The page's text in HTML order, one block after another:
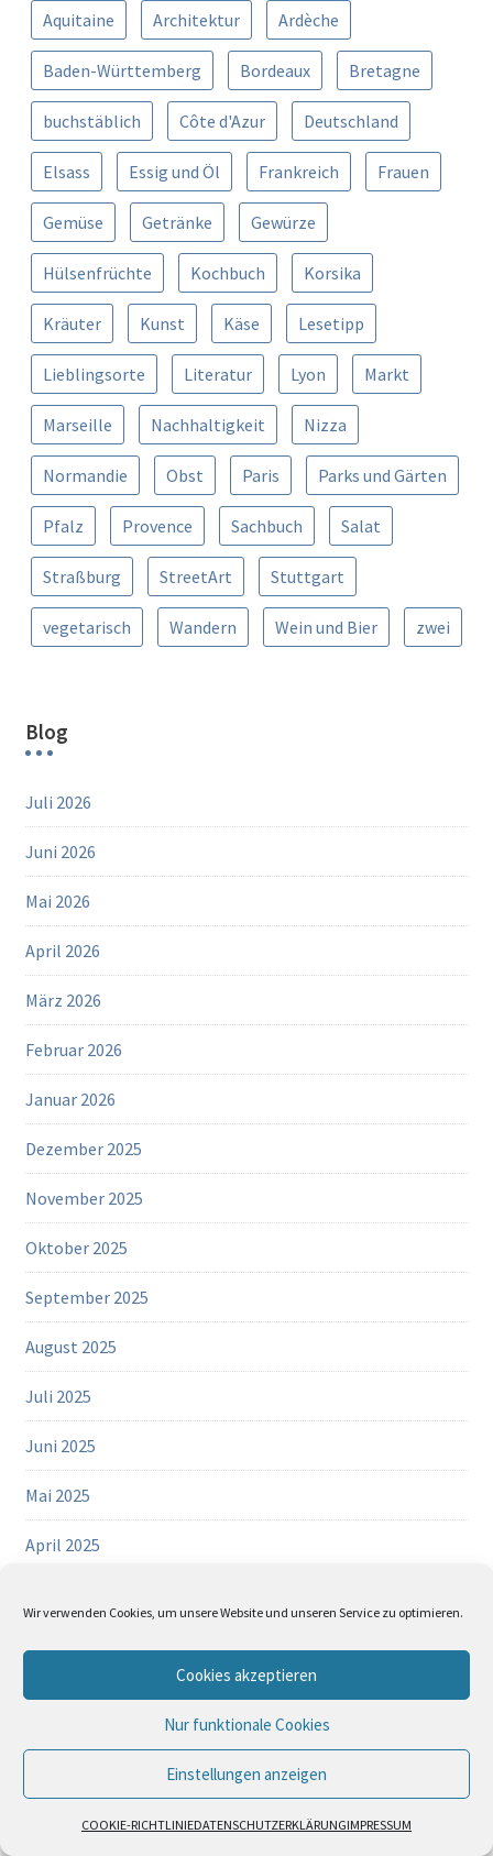
Wir verwenden Cookies, um unsere Website und unseren Service zu optimieren.
Cookies akzeptieren
Nur funktionale Cookies
Einstellungen anzeigen
COOKIE-RICHTLINIEDATENSCHUTZERKLÄRUNGIMPRESSUM
Aquitaine Architektur Ardèche
Baden-Württemberg Bordeaux Bretagne
buchstäblich Côte d'Azur Deutschland
Elsass Essig und Öl Frankreich Frauen
Gemüse Getränke Gewürze
Hülsenfrüchte Kochbuch Korsika
Kräuter Kunst Käse Lesetipp
Lieblingsorte Literatur Lyon Markt
Marseille Nachhaltigkeit Nizza
Normandie Obst Paris Parks und Gärten
Pfalz Provence Sachbuch Salat
Straßburg StreetArt Stuttgart
vegetarisch Wandern Wein und Bier zwei
Blog
Juli 2026
Juni 2026
Mai 2026
April 2026
März 2026
Februar 2026
Januar 2026
Dezember 2025
November 2025
Oktober 2025
September 2025
August 2025
Juli 2025
Juni 2025
Mai 2025
April 2025
Januar 2025
November 2024
Datenschutz und Cookies: Diese Website verwendet Cookies. Wenn du die
Weitere Informationen, beispielsweise zur Kontrolle von Cookies, findest du